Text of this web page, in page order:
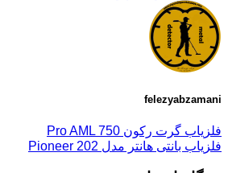
felezyabzamani
فلزیاب گرت رکون Pro AML 750
فلزیاب بانتی هانتر مدل Pioneer 202